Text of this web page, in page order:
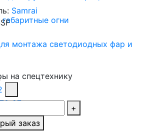
огни
монтажа светодиодных фар и
на спецтехнику
27
Samrai
+
заказ